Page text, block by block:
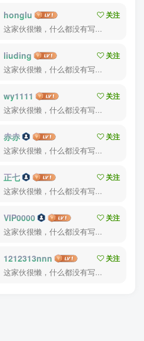
honglu
关注
这家伙很懒，什么都没有写...
liuding
关注
这家伙很懒，什么都没有写...
wy1111
关注
这家伙很懒，什么都没有写...
赤赤
关注
这家伙很懒，什么都没有写...
正七
关注
这家伙很懒，什么都没有写...
VIP0000
关注
这家伙很懒，什么都没有写...
1212313nnn
关注
这家伙很懒，什么都没有写...